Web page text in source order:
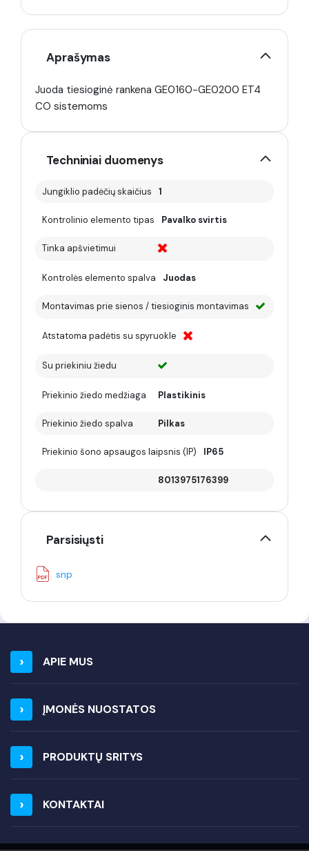
Aprašymas
Juoda tiesioginė rankena GE0160-GE0200 ET4
CO sistemoms
Techniniai duomenys
Jungiklio padėčių skaičius 1
Kontrolinio elemento tipas Pavalko svirtis
Tinka apšvietimui
Kontrolės elemento spalva Juodas
Montavimas prie sienos / tiesioginis montavimas
Atstatoma padėtis su spyruokle
Su priekiniu žiedu
Priekinio žiedo medžiaga Plastikinis
Priekinio žiedo spalva Pilkas
Priekinio šono apsaugos laipsnis (IP) IP65
8013975176399
Parsisiųsti
snp
APIE MUS
ĮMONĖS NUOSTATOS
PRODUKTŲ SRITYS
KONTAKTAI